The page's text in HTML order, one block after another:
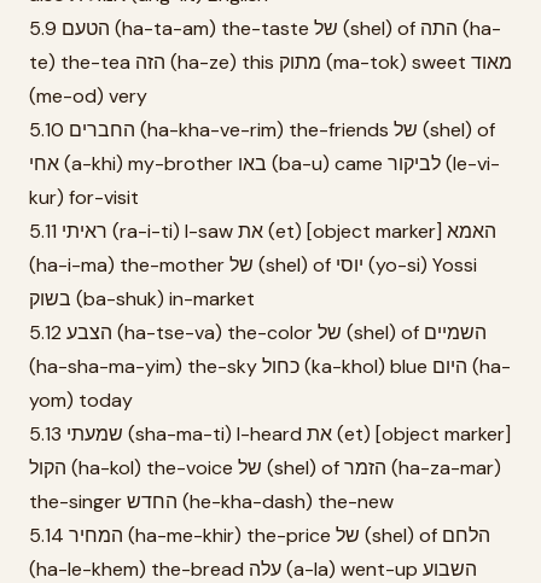
5.9 הטעם (ha-ta-am) the-taste של (shel) of התה (ha-
te) the-tea הזה (ha-ze) this מתוק (ma-tok) sweet מאוד
(me-od) very
5.10 החברים (ha-kha-ve-rim) the-friends של (shel) of
אחי (a-khi) my-brother באו (ba-u) came לביקור (le-vi-
kur) for-visit
5.11 ראיתי (ra-i-ti) I-saw את (et) [object marker] האמא
(ha-i-ma) the-mother של (shel) of יוסי (yo-si) Yossi
בשוק (ba-shuk) in-market
5.12 הצבע (ha-tse-va) the-color של (shel) of השמיים
(ha-sha-ma-yim) the-sky כחול (ka-khol) blue היום (ha-
yom) today
5.13 שמעתי (sha-ma-ti) I-heard את (et) [object marker]
הקול (ha-kol) the-voice של (shel) of הזמר (ha-za-mar)
the-singer החדש (he-kha-dash) the-new
5.14 המחיר (ha-me-khir) the-price של (shel) of הלחם
(ha-le-khem) the-bread עלה (a-la) went-up השבוע